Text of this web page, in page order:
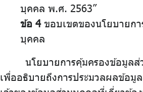
บุคคล พ.ศ. 2563”
ข้อ 4ขอบเขตของนโยบายก
บุคคล
นโยบายการคุ้มครองข้อมูล
เพื่ออธิบายถึงการประมวลผลข้อมู